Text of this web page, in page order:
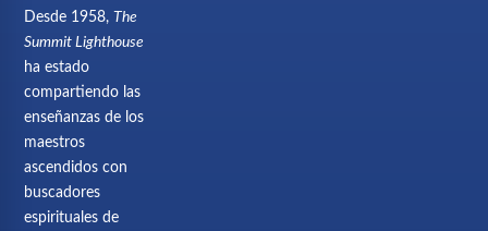
Desde 1958, The
Summit Lighthouse
ha estado
compartiendo las
enseñanzas de los
maestros
ascendidos con
buscadores
espirituales de